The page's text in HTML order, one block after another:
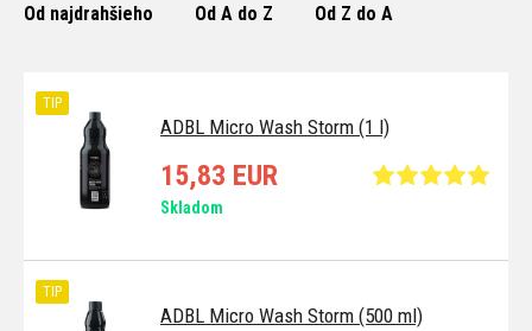
Od najdrahšieho Od A do Z Od Z do A
ADBL Micro Wash Storm (1 l)
TIP
15,83 EUR
Skladom
ADBL Micro Wash Storm (500 ml)
TIP